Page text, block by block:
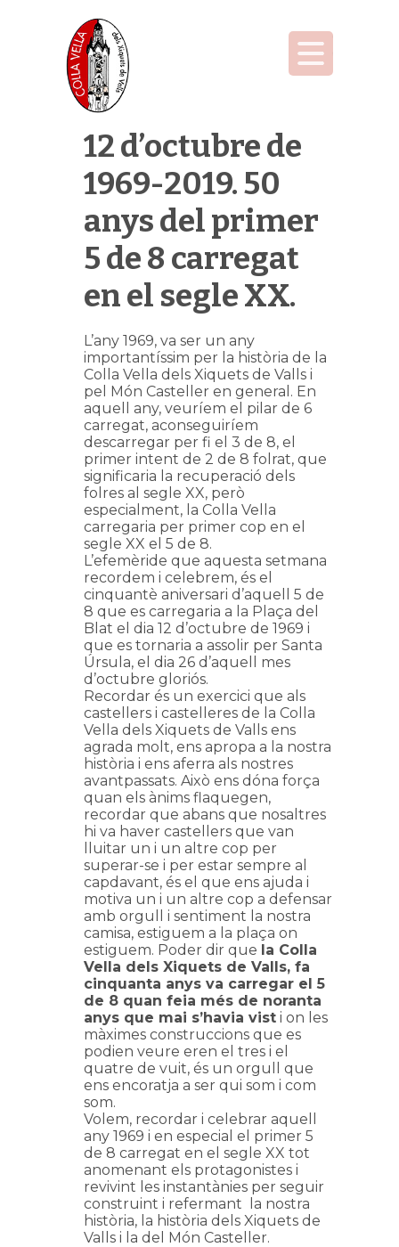
12 d’octubre de
1969-2019. 50
anys del primer
5 de 8 carregat
en el segle XX.
L’any 1969, va ser un any
importantíssim per la història de la
Colla Vella dels Xiquets de Valls i
pel Món Casteller en general. En
aquell any, veuríem el pilar de 6
carregat, aconseguiríem
descarregar per fi el 3 de 8, el
primer intent de 2 de 8 folrat, que
significaria la recuperació dels
folres al segle XX, però
especialment, la Colla Vella
carregaria per primer cop en el
segle XX el 5 de 8.
L’efemèride que aquesta setmana
recordem i celebrem, és el
cinquantè aniversari d’aquell 5 de
8 que es carregaria a la Plaça del
Blat el dia 12 d’octubre de 1969 i
que es tornaria a assolir per Santa
Úrsula, el dia 26 d’aquell mes
d’octubre gloriós.
Recordar és un exercici que als
castellers i castelleres de la Colla
Vella dels Xiquets de Valls ens
agrada molt, ens apropa a la nostra
història i ens aferra als nostres
avantpassats. Això ens dóna força
quan els ànims flaquegen,
recordar que abans que nosaltres
hi va haver castellers que van
lluitar un i un altre cop per
superar-se i per estar sempre al
capdavant, és el que ens ajuda i
motiva un i un altre cop a defensar
amb orgull i sentiment la nostra
camisa, estiguem a la plaça on
estiguem. Poder dir que la Colla
Vella dels Xiquets de Valls, fa
cinquanta anys va carregar el 5
de 8 quan feia més de noranta
anys que mai s’havia vist i on les
màximes construccions que es
podien veure eren el tres i el
quatre de vuit, és un orgull que
ens encoratja a ser qui som i com
som.
Volem, recordar i celebrar aquell
any 1969 i en especial el primer 5
de 8 carregat en el segle XX tot
anomenant els protagonistes i
revivint les instantànies per seguir
construint i refermant la nostra
història, la història dels Xiquets de
Valls i la del Món Casteller.